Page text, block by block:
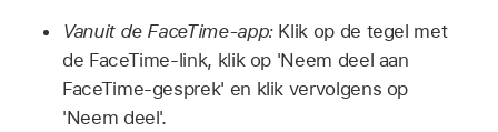
Vanuit de FaceTime-app:Klik op de tegel met
de FaceTime-link, klik op 'Neem deel aan
FaceTime-gesprek' en klik vervolgens op
'Neem deel'.